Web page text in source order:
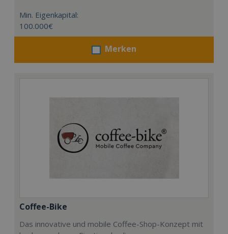
Min. Eigenkapital:
100.000€
Merken
Coffee-Bike
Das innovative und mobile Coffee-Shop-Konzept mit